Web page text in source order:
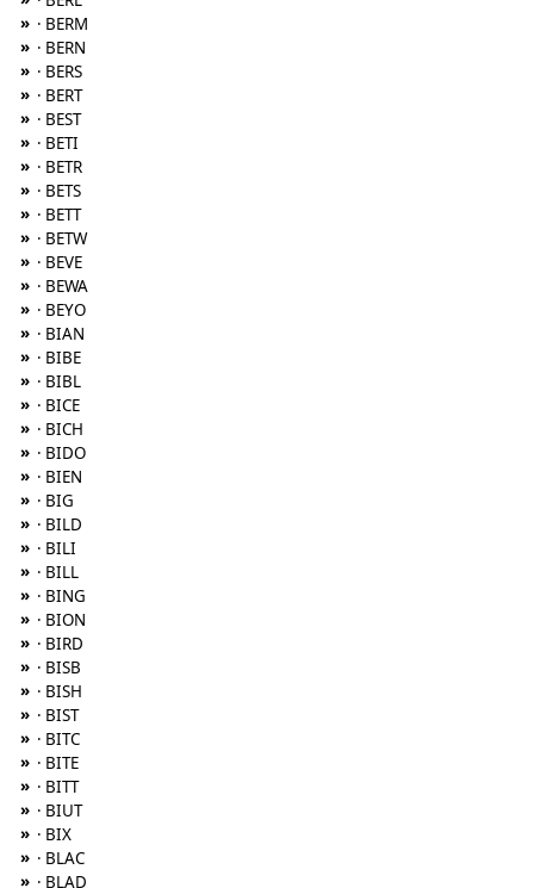
» · BERM
» · BERN
» · BERS
» · BERT
» · BEST
» · BETI
» · BETR
» · BETS
» · BETT
» · BETW
» · BEVE
» · BEWA
» · BEYO
» · BIAN
» · BIBE
» · BIBL
» · BICE
» · BICH
» · BIDO
» · BIEN
» · BIG
» · BILD
» · BILI
» · BILL
» · BING
» · BION
» · BIRD
» · BISB
» · BISH
» · BIST
» · BITC
» · BITE
» · BITT
» · BIUT
» · BIX
» · BLAC
» · BLAD